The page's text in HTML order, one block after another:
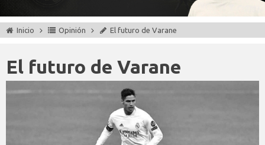
Inicio Opinión El futuro de Varane
El futuro de Varane